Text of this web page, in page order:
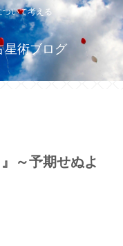
いて考える
星術ブログ
～予期せぬよ